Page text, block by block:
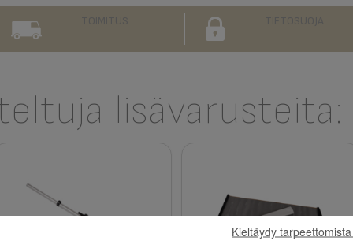
lisävarusteita:
Kieltäydy